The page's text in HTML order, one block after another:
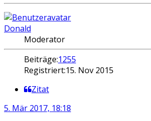
Donald
Moderator
Beiträge:1255
Registriert:15. Nov 2015
Zitat
5. Mär 2017, 18:18